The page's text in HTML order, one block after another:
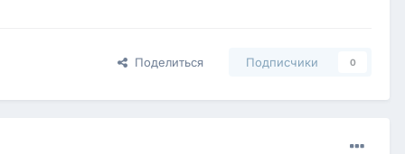
Поделиться Подписчики 0